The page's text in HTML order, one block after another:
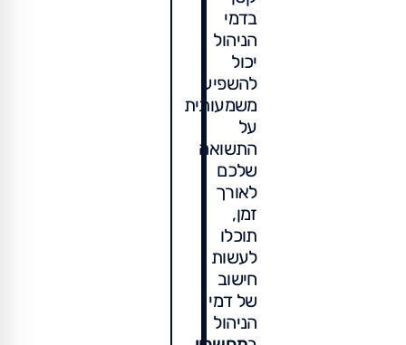
בדמי
הניהול
יכול
להשפיע
משמעותית
על
התשואה
שלכם
לאורך
זמן,
תוכלו
לעשות
חישוב
של דמי
הניהול